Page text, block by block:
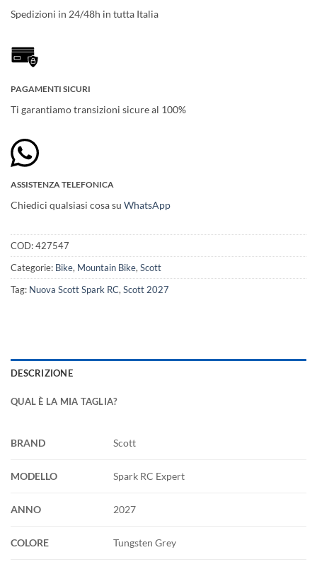
Spedizioni in 24/48h in tutta Italia
PAGAMENTI SICURI
Ti garantiamo transizioni sicure al 100%
ASSISTENZA TELEFONICA
Chiedici qualsiasi cosa su WhatsApp
COD:427547
Categorie: Bike, Mountain Bike, Scott
Tag: Nuova Scott Spark RC, Scott 2027
DESCRIZIONE
QUAL È LA MIA TAGLIA?
BRAND Scott
MODELLO Spark RC Expert
ANNO 2027
COLORE Tungsten Grey